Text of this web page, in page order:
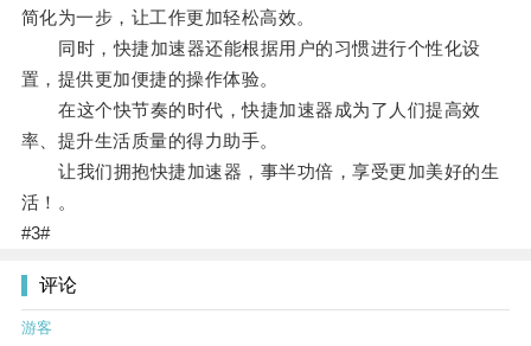
简化为一步，让工作更加轻松高效。
同时，快捷加速器还能根据用户的习惯进行个性化设
置，提供更加便捷的操作体验。
在这个快节奏的时代，快捷加速器成为了人们提高效
率、提升生活质量的得力助手。
让我们拥抱快捷加速器，事半功倍，享受更加美好的生
活！。
#3#
评论
游客